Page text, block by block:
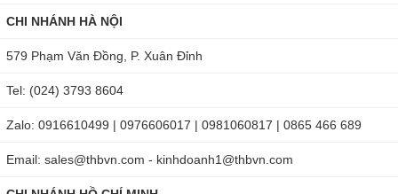
CHI NHÁNH HÀ NỘI
579 Phạm Văn Đồng, P. Xuân Đỉnh
Tel: (024) 3793 8604
Zalo: 0916610499 | 0976606017 | 0981060817 | 0865 466 689
Email: sales@thbvn.com - kinhdoanh1@thbvn.com